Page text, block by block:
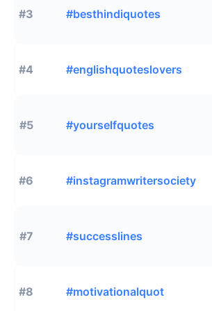
#3 #besthindiquotes
#4 #englishquoteslovers
#5 #yourselfquotes
#6 #instagramwritersociety
#7 #successlines
#8 #motivationalquot